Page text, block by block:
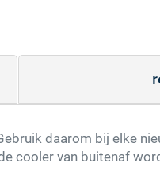
daarom bij elke
cooler van buitenaf